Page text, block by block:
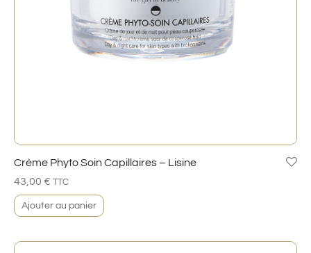
Crème Phyto Soin Capillaires – Lisine
43,00 € TTC
Ajouter au panier